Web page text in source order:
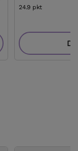
24.9 pkt